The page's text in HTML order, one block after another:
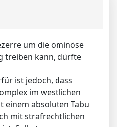
um die ominöse
treiben kann, dürfte
ist jedoch, dass
im westlichen
einem absoluten Tabu
mit strafrechtlichen